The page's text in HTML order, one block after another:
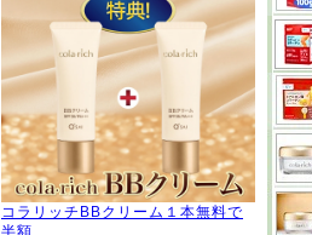
コラリッチBBクリーム１本無料で
半額